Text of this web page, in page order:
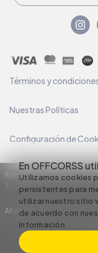
En OFFCORSS
Utilizamos cookies
persistentes para
utilizar nuestro sitio
de acuerdo con
información
Términos y
Nuestras Políticas
Configuración de
Razón Social: C.I
7 – 35
All rights reserved